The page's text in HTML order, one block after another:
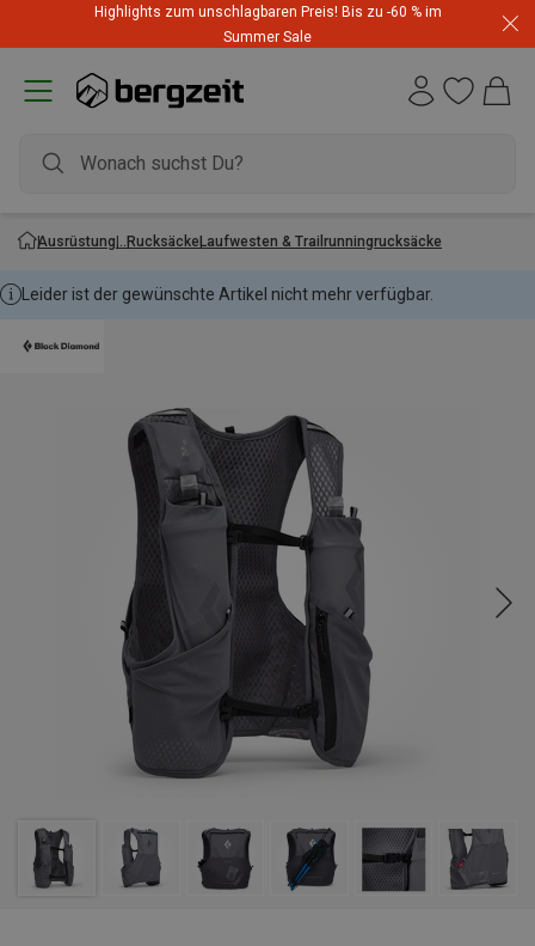
Highlights zum unschlagbaren Preis! Bis zu -60 % im
Summer Sale
Ausrüstung RucksäckeLaufwesten & Trailrunningrucksäcke
Leider ist der gewünschte Artikel nicht mehr verfügbar.